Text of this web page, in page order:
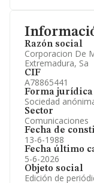
Razón social
Corporacion De
Extremadura, Sa
CIF
A78865441
Forma jurídica
Sociedad
Sector
Comunicaciones
Fecha de
13-6-1988
Fecha último
5-6-2026
Objeto social
Edición de